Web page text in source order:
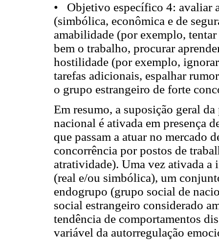
• Objetivo específico 4: avaliar
(simbólica, econômica e de
amabilidade (por exemplo,
bem o trabalho, procurar
hostilidade (por exemplo,
tarefas adicionais, espalhar
o grupo estrangeiro de forte
Em resumo, a suposição geral
nacional é ativada em presença
que passam a atuar no mercado
concorrência por postos de
atratividade). Uma vez ativada a
(real e/ou simbólica), um
endogrupo (grupo social de
social estrangeiro considerado
tendência de comportamentos
variável da autorregulação